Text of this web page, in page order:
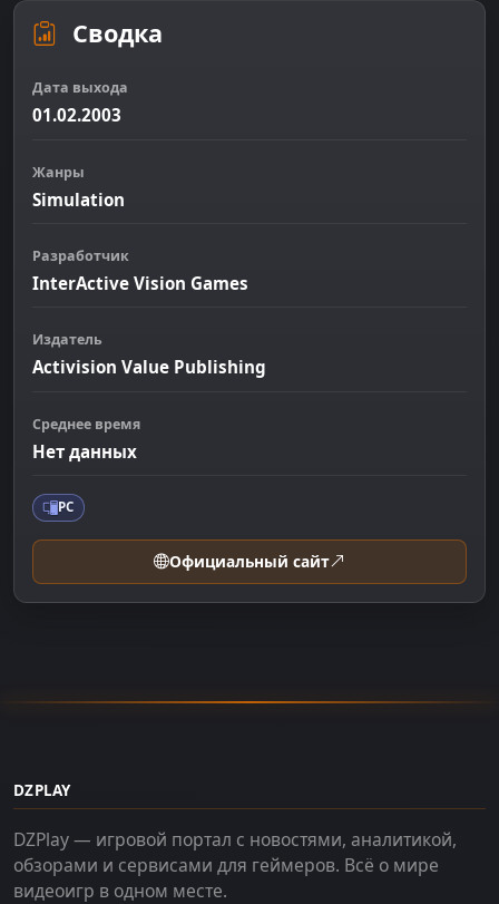
Сводка
Дата выхода
01.02.2003
Жанры
Simulation
Разработчик
InterActive Vision Games
Издатель
Activision Value Publishing
Среднее время
Нет данных
PC
Официальный сайт
DZPLAY
DZPlay — игровой портал с новостями, аналитикой,
обзорами и сервисами для геймеров. Всё о мире
видеоигр в одном месте.